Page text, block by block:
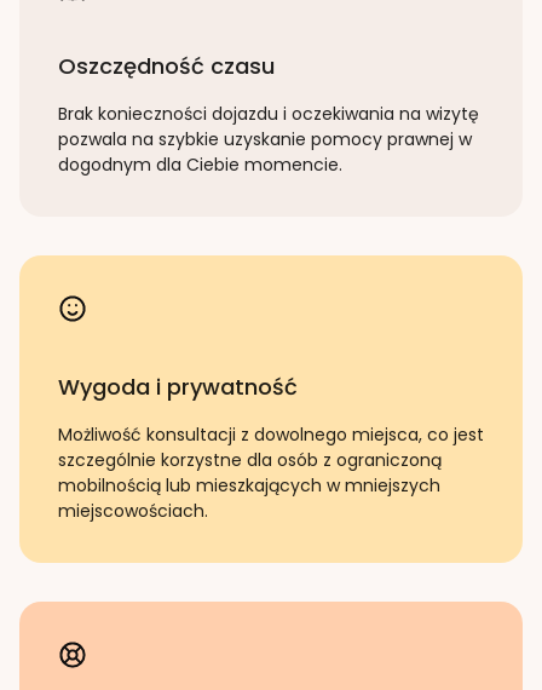
Oszczędność czasu
Brak konieczności dojazdu i oczekiwania na wizytę
pozwala na szybkie uzyskanie pomocy prawnej w
dogodnym dla Ciebie momencie.
Wygoda i prywatność
Możliwość konsultacji z dowolnego miejsca, co jest
szczególnie korzystne dla osób z ograniczoną
mobilnością lub mieszkających w mniejszych
miejscowościach.